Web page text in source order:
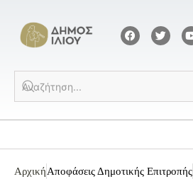
ΑρχικήΑποφάσεις Δημοτικής Επιτροπής